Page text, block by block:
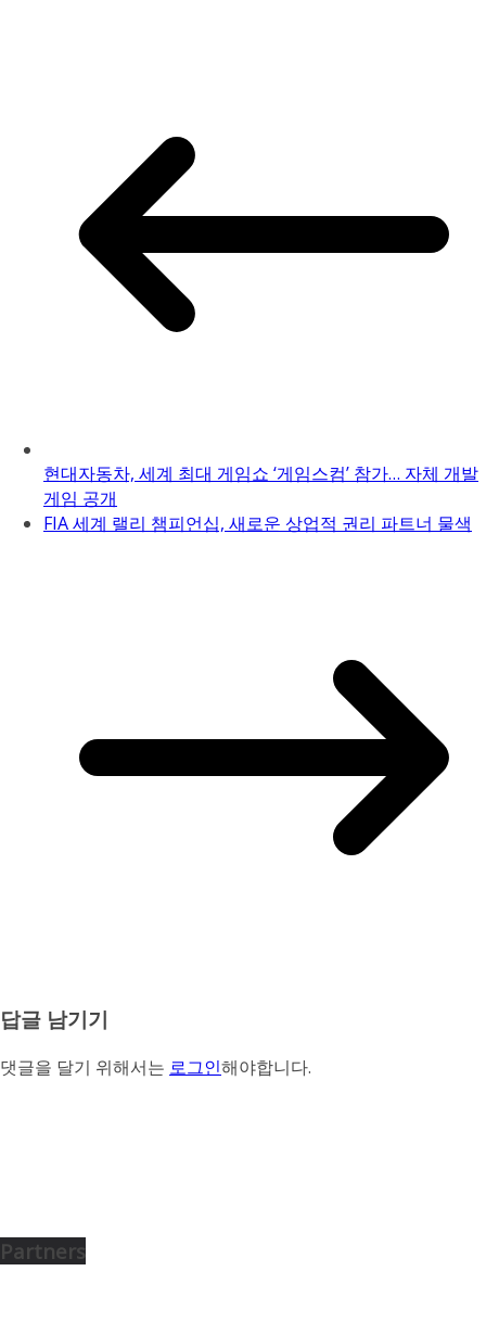
현대자동차, 세계 최대 게임쇼 ‘게임스컴’ 참가… 자체 개발
게임 공개
FIA 세계 랠리 챔피언십, 새로운 상업적 권리 파트너 물색
답글 남기기
댓글을 달기 위해서는 로그인해야합니다.
Partners